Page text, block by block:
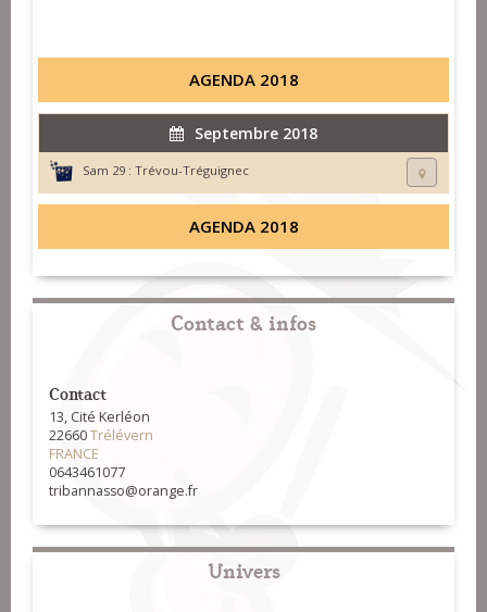
AGENDA 2018
Septembre 2018
Sam 29 : Trévou-Tréguignec
AGENDA 2018
Contact & infos
Contact
13, Cité Kerléon
22660Trélévern
FRANCE
0643461077
tribannasso@orange.fr
Univers